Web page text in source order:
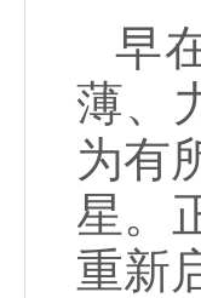
早
薄、
为有
星。
重新